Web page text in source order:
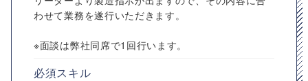
わせて業務を遂行いただきます。
※面談は弊社同席で1回行います。
必須スキル